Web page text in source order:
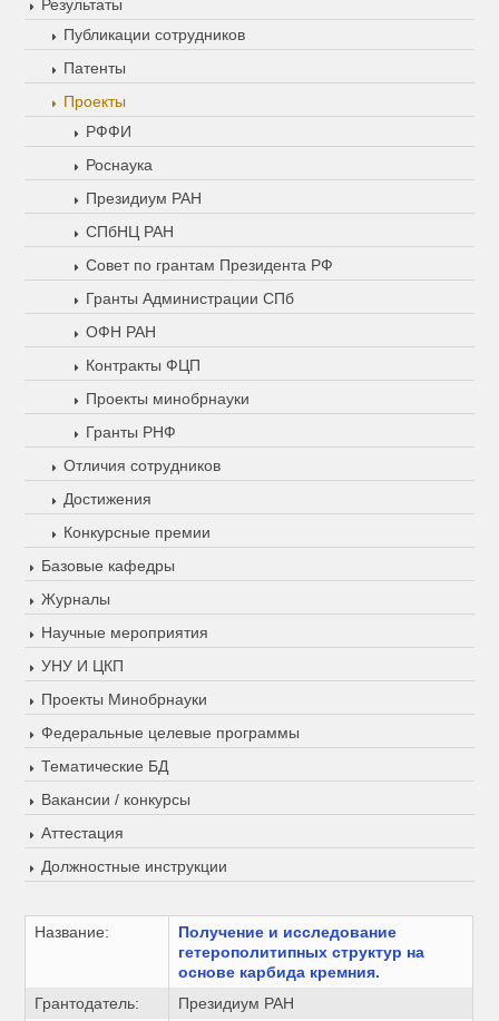
Результаты
Публикации сотрудников
Патенты
Проекты
РФФИ
Роснаука
Президиум РАН
СПбНЦ РАН
Совет по грантам Президента РФ
Гранты Администрации СПб
ОФН РАН
Контракты ФЦП
Проекты минобрнауки
Гранты РНФ
Отличия сотрудников
Достижения
Конкурсные премии
Базовые кафедры
Журналы
Научные мероприятия
УНУ И ЦКП
Проекты Минобрнауки
Федеральные целевые программы
Тематические БД
Вакансии / конкурсы
Аттестация
Должностные инструкции
Название:
Получение и исследование
гетерополитипных структур на
основе карбида кремния.
Грантодатель:
Президиум РАН